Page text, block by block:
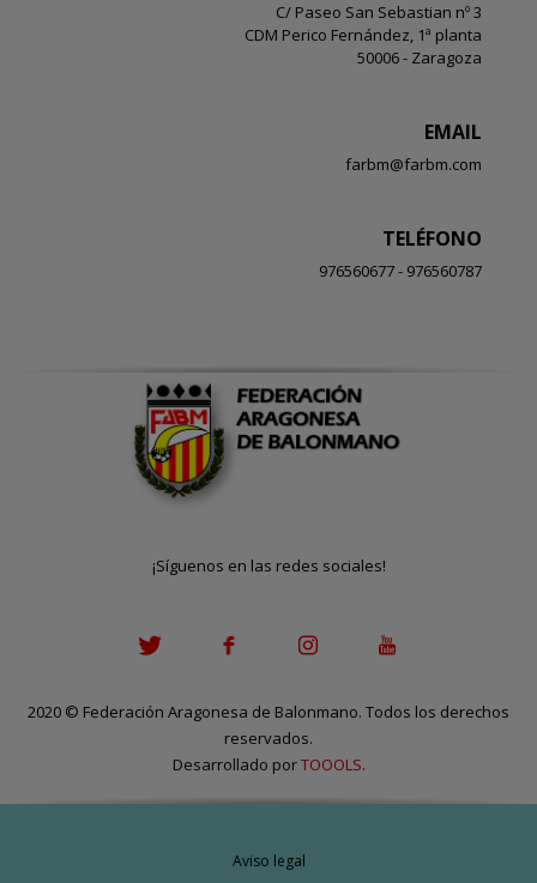
C/ Paseo San Sebastian nº 3
CDM Perico Fernández, 1ª planta
50006 - Zaragoza
EMAIL
farbm@farbm.com
TELÉFONO
976560677 - 976560787
¡Síguenos en las redes sociales!
2020 © Federación Aragonesa de Balonmano. Todos los derechos
reservados.
Desarrollado porTOOOLS.
Aviso legal